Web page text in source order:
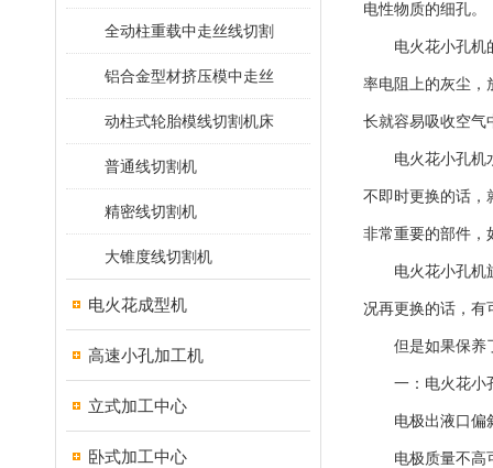
全动柱重载中走丝线切割
铝合金型材挤压模中走丝
动柱式轮胎模线切割机床
普通线切割机
精密线切割机
大锥度线切割机
电火花成型机
高速小孔加工机
立式加工中心
卧式加工中心
电性物质的细孔。
电火花小孔机的
率电阻上的灰尘，
长就容易吸收空气
电火花小孔机水
不即时更换的话，
非常重要的部件，
电火花小孔机旋
况再更换的话，有
但是如果保养了
一：电火花小
电极出液口偏斜
电极质量不高可